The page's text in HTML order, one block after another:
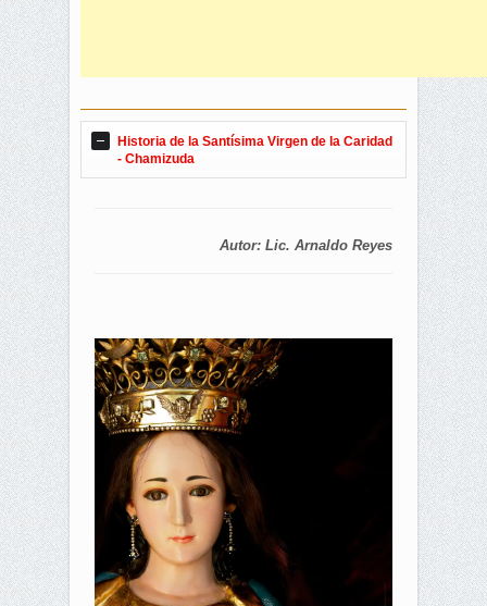
Historia de la Santísima Virgen de la Caridad
- Chamizuda
Autor: Lic. Arnaldo Reyes